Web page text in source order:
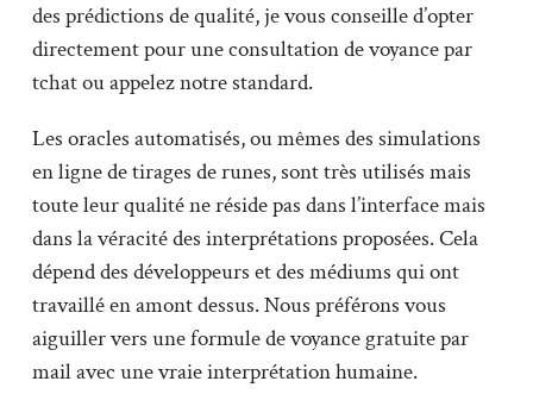
des prédictions de qualité, je vous conseille d’opter
directement pour une consultation de voyance par
tchat ou appelez notre standard.
Les oracles automatisés, ou mêmes des simulations
en ligne de tirages de runes, sont très utilisés mais
toute leur qualité ne réside pas dans l’interface mais
dans la véracité des interprétations proposées. Cela
dépend des développeurs et des médiums qui ont
travaillé en amont dessus. Nous préférons vous
aiguiller vers une formule de voyance gratuite par
mail avec une vraie interprétation humaine.